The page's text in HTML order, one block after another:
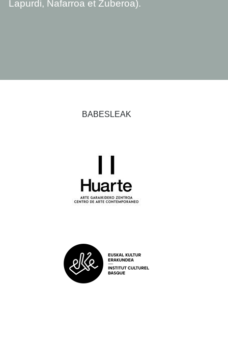
Lapurdi, Nafarroa et Zuberoa).
BABESLEAK